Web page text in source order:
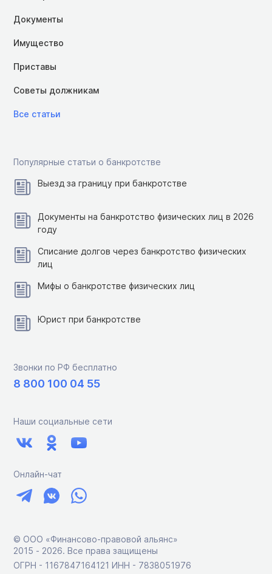
Документы
Имущество
Приставы
Советы должникам
Все статьи
Популярные статьи о банкротстве
Выезд за границу при банкротстве
Документы на банкротство физических лиц в 2026
году
Списание долгов через банкротство физических
лиц
Мифы о банкротстве физических лиц
Юрист при банкротстве
Звонки по РФ бесплатно
8 800 100 04 55
Наши социальные сети
Онлайн-чат
© ООО «Финансово-правовой альянс»
2015 ‑ 2026. Все права защищены
ОГРН - 1167847164121 ИНН - 7838051976